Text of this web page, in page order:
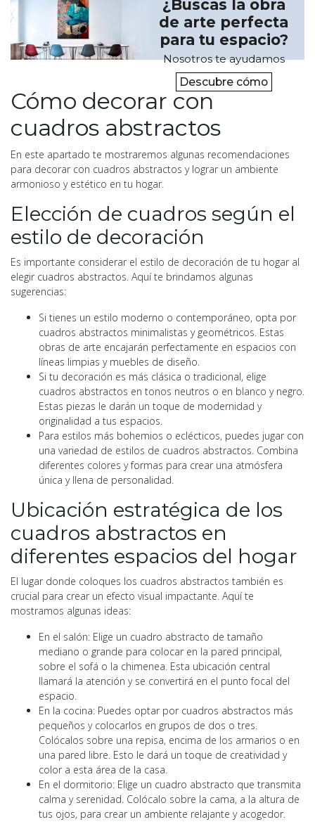
¿Buscas la obra
de arte perfecta
para tu espacio?
Nosotros te ayudamos
Descubre cómo
Cómo decorar con
cuadros abstractos
En este apartado te mostraremos algunas recomendaciones
para decorar con cuadros abstractos y lograr un ambiente
armonioso y estético en tu hogar.
Elección de cuadros según el
estilo de decoración
Es importante considerar el estilo de decoración de tu hogar al
elegir cuadros abstractos. Aquí te brindamos algunas
sugerencias:
Si tienes un estilo moderno o contemporáneo, opta por
cuadros abstractos minimalistas y geométricos. Estas
obras de arte encajarán perfectamente en espacios con
líneas limpias y muebles de diseño.
Si tu decoración es más clásica o tradicional, elige
cuadros abstractos en tonos neutros o en blanco y negro.
Estas piezas le darán un toque de modernidad y
originalidad a tus espacios.
Para estilos más bohemios o eclécticos, puedes jugar con
una variedad de estilos de cuadros abstractos. Combina
diferentes colores y formas para crear una atmósfera
única y llena de personalidad.
Ubicación estratégica de los
cuadros abstractos en
diferentes espacios del hogar
El lugar donde coloques los cuadros abstractos también es
crucial para crear un efecto visual impactante. Aquí te
mostramos algunas ideas:
En el salón: Elige un cuadro abstracto de tamaño
mediano o grande para colocar en la pared principal,
sobre el sofá o la chimenea. Esta ubicación central
llamará la atención y se convertirá en el punto focal del
espacio.
En la cocina: Puedes optar por cuadros abstractos más
pequeños y colocarlos en grupos de dos o tres.
Colócalos sobre una repisa, encima de los armarios o en
una pared libre. Esto le dará un toque de creatividad y
color a esta área de la casa.
En el dormitorio: Elige un cuadro abstracto que transmita
calma y serenidad. Colócalo sobre la cama, a la altura de
tus ojos, para crear un ambiente relajante y acogedor.